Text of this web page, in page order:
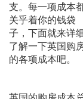
支。每一项成本
关乎着你的钱袋
子，下面就来详
了解一下英国购
的各项成本吧。